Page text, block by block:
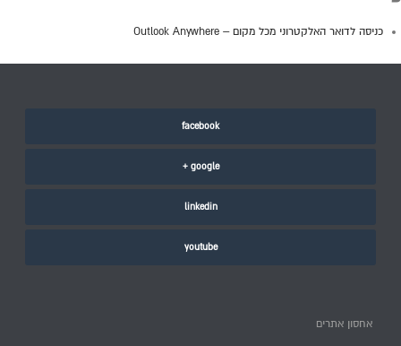
כניסה לדואר האלקטרוני מכל מקום – Outlook Anywhere
facebook
google +
linkedin
youtube
אחסון אתרים